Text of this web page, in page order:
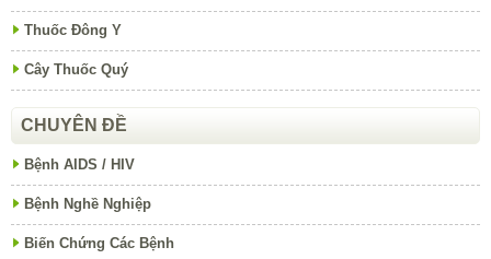
Thuốc Đông Y
Cây Thuốc Quý
CHUYÊN ĐỀ
Bệnh AIDS / HIV
Bệnh Nghề Nghiệp
Biến Chứng Các Bệnh